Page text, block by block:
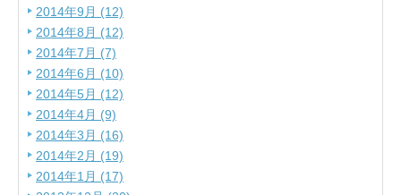
2014年9月 (12)
2014年8月 (12)
2014年7月 (7)
2014年6月 (10)
2014年5月 (12)
2014年4月 (9)
2014年3月 (16)
2014年2月 (19)
2014年1月 (17)